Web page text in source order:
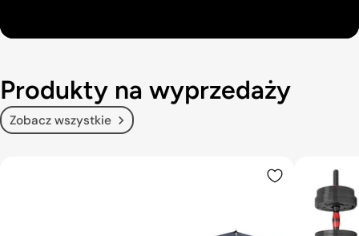
Produkty na wyprzedaży
Zobacz wszystkie